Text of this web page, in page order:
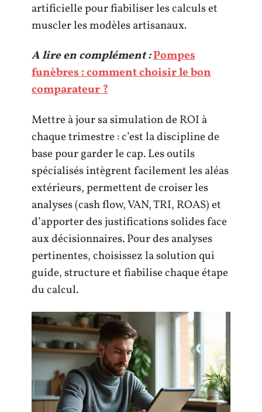
artificielle pour fiabiliser les calculs et
muscler les modèles artisanaux.
A lire en complément :Pompes
funèbres : comment choisir le bon
comparateur ?
Mettre à jour sa simulation de ROI à
chaque trimestre : c’est la discipline de
base pour garder le cap. Les outils
spécialisés intègrent facilement les aléas
extérieurs, permettent de croiser les
analyses (cash flow, VAN, TRI, ROAS) et
d’apporter des justifications solides face
aux décisionnaires. Pour des analyses
pertinentes, choisissez la solution qui
guide, structure et fiabilise chaque étape
du calcul.